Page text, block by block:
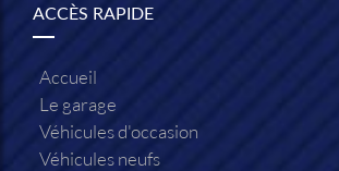
ACCÈS RAPIDE
Accueil
Le garage
Véhicules d'occasion
Véhicules neufs